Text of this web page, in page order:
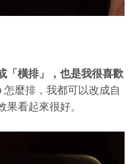
「橫排」，也是我很喜歡
怎麼排，我都可以改成自
看起來很好。